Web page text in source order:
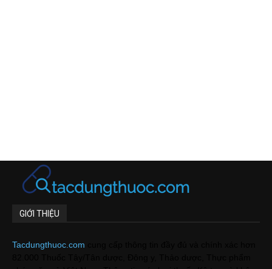
GIỚI THIỆU
Tacdungthuoc.com